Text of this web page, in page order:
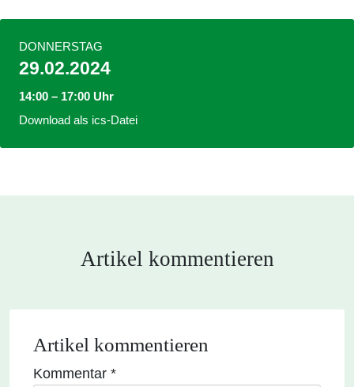
DONNERSTAG
29.02.2024
14:00 – 17:00 Uhr
Download als ics-Datei
Artikel kommentieren
Artikel kommentieren
Kommentar *